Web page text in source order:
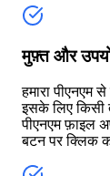
मुफ़्त और
हमारा पीएनएम
इसके लिए किसी
पीएनएम फ़ाइल
बटन पर क्लिक